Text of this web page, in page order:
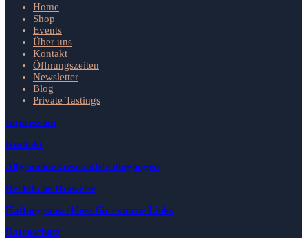
Home
Shop
Events
Über uns
Kontakt
Öffnungszeiten
Newsletter
Blog
Private Tastings
Impressum
Kontakt
Allgemeine Geschäftsbedingungen
Rechtliche Hinweise
Haftungsausschluss für externe Links
Datenschutz